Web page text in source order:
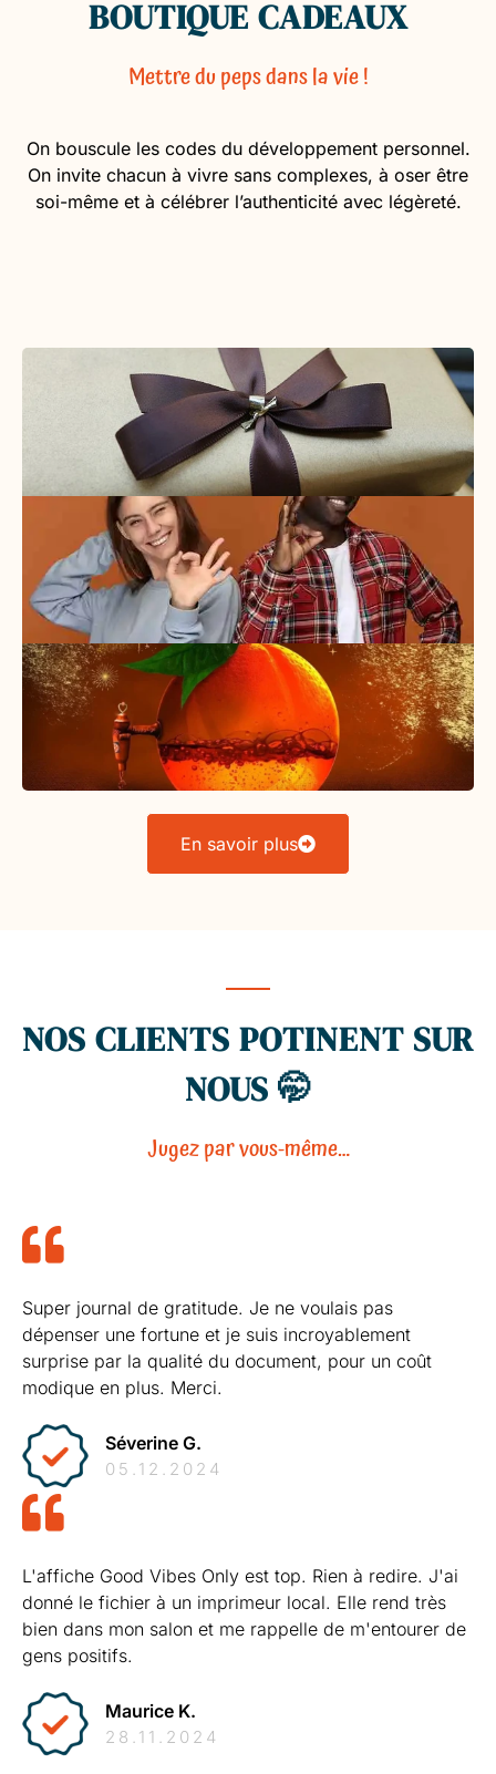
BOUTIQUE CADEAUX
Mettre du peps dans la vie !
On bouscule les codes du développement personnel.
On invite chacun à vivre sans complexes, à oser être
soi-même et à célébrer l’authenticité avec légèreté.
En savoir plus
NOS CLIENTS POTINENT SUR
NOUS 🤭
Jugez par vous-même…
Super journal de gratitude. Je ne voulais pas
dépenser une fortune et je suis incroyablement
surprise par la qualité du document, pour un coût
modique en plus. Merci.
Séverine G.
05.12.2024
L'affiche Good Vibes Only est top. Rien à redire. J'ai
donné le fichier à un imprimeur local. Elle rend très
bien dans mon salon et me rappelle de m'entourer de
gens positifs.
Maurice K.
28.11.2024